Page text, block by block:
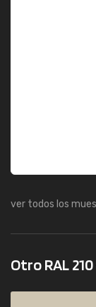
ver todos los
Otro RAL